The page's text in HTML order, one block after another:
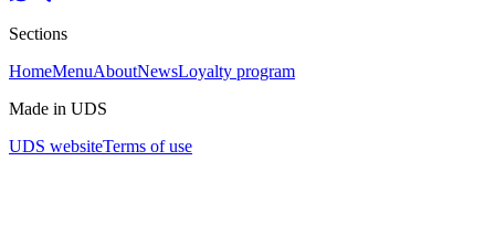
Sections
HomeMenuAboutNewsLoyalty program
Made in UDS
UDS websiteTerms of use